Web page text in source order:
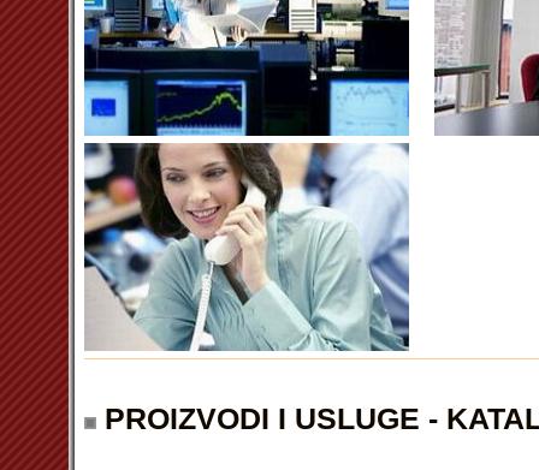
PROIZVODI I USLUGE -